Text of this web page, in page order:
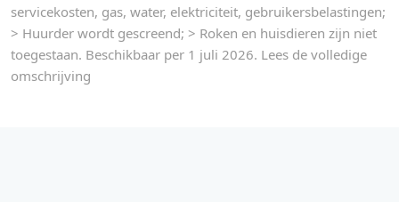
servicekosten, gas, water, elektriciteit, gebruikersbelastingen;
> Huurder wordt gescreend; > Roken en huisdieren zijn niet
toegestaan. Beschikbaar per 1 juli 2026. Lees de volledige
omschrijving